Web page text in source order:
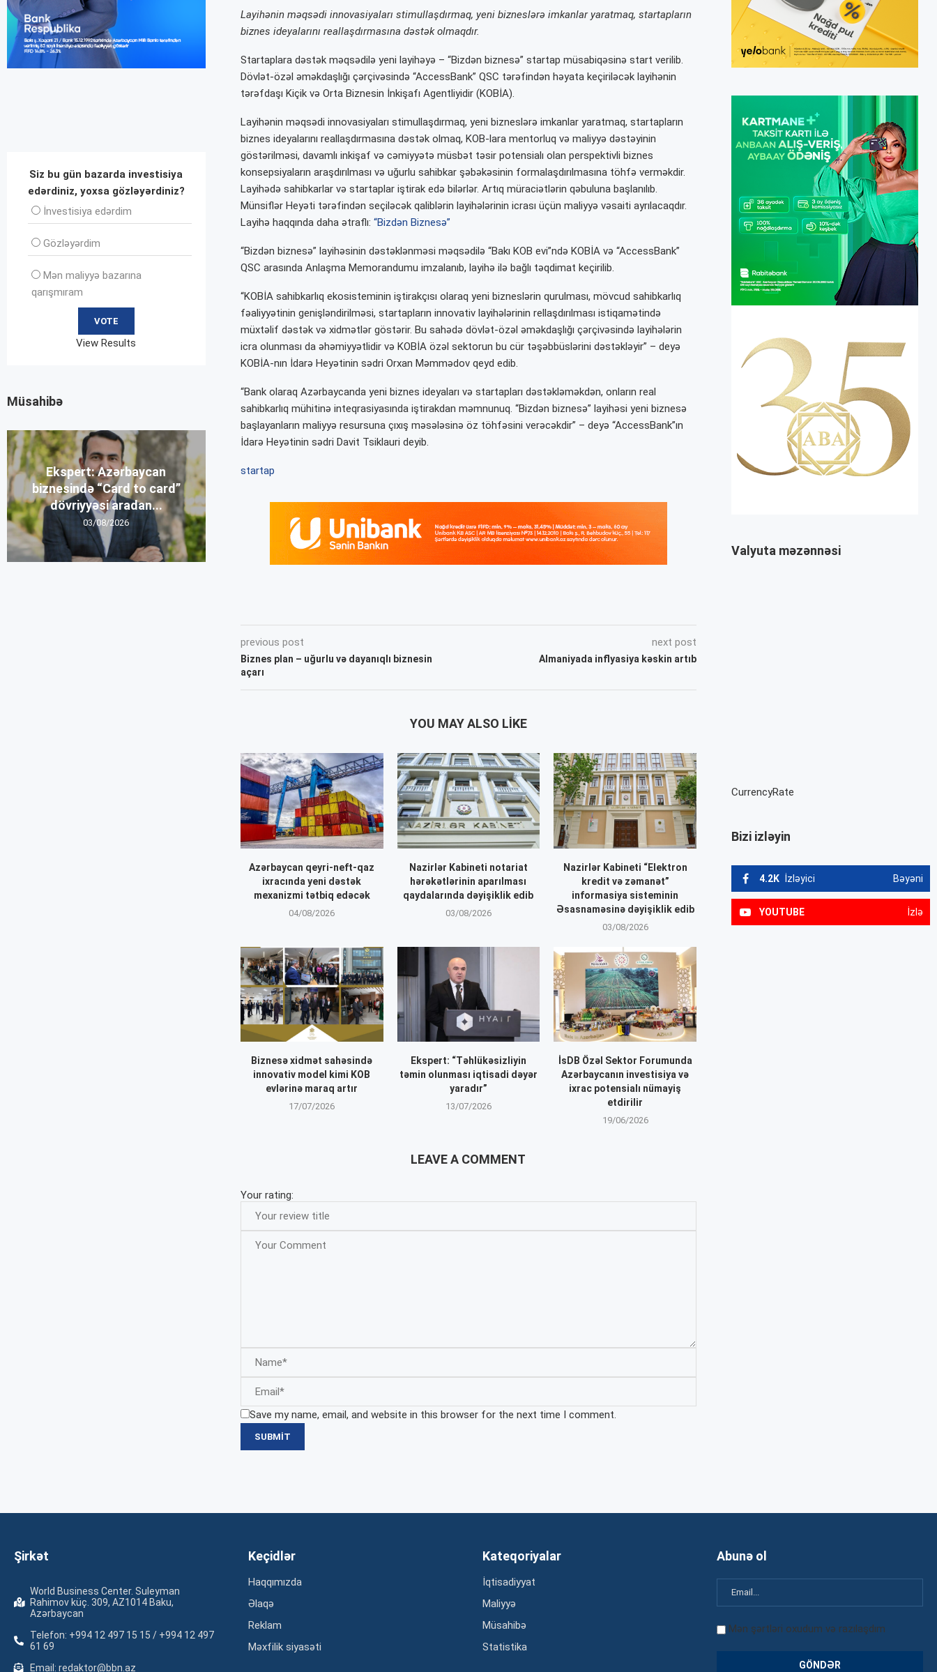
Layihənin məqsədi innovasiyaları stimullaşdırmaq, yeni bizneslərə imkanlar yaratmaq, startapların
biznes ideyalarını reallaşdırmasına dəstək olmaqdır.
Startaplara dəstək məqsədilə yeni layihəyə – “Bizdən biznesə” startap müsabiqəsinə start verilib.
Dövlət-özəl əməkdaşlığı çərçivəsində “AccessBank” QSC tərəfindən həyata keçiriləcək layihənin
tərəfdaşı Kiçik və Orta Biznesin İnkişafı Agentliyidir (KOBİA).
Layihənin məqsədi innovasiyaları stimullaşdırmaq, yeni bizneslərə imkanlar yaratmaq, startapların
biznes ideyalarını reallaşdırmasına dəstək olmaq, KOB-lara mentorluq və maliyyə dəstəyinin
göstərilməsi, davamlı inkişaf və cəmiyyətə müsbət təsir potensialı olan perspektivli biznes
konsepsiyaların araşdırılması və uğurlu sahibkar şəbəkəsinin formalaşdırılmasına töhfə verməkdir.
Layihədə sahibkarlar və startaplar iştirak edə bilərlər. Artıq müraciətlərin qəbuluna başlanılıb.
Münsiflər Heyəti tərəfindən seçiləcək qaliblərin layihələrinin icrası üçün maliyyə vəsaiti ayrılacaqdır.
Layihə haqqında daha ətraflı: “Bizdən Biznesə”
“Bizdən biznesə” layihəsinin dəstəklənməsi məqsədilə “Bakı KOB evi”ndə KOBİA və “AccessBank”
QSC arasında Anlaşma Memorandumu imzalanıb, layihə ilə bağlı təqdimat keçirilib.
“KOBİA sahibkarlıq ekosisteminin iştirakçısı olaraq yeni bizneslərin qurulması, mövcud sahibkarlıq
fəaliyyətinin genişləndirilməsi, startapların innovativ layihələrinin rellaşdırılması istiqamətində
müxtəlif dəstək və xidmətlər göstərir. Bu sahədə dövlət-özəl əməkdaşlığı çərçivəsində layihələrin
icra olunması da əhəmiyyətlidir və KOBİA özəl sektorun bu cür təşəbbüslərini dəstəkləyir” – deyə
KOBİA-nın İdarə Heyətinin sədri Orxan Məmmədov qeyd edib.
“Bank olaraq Azərbaycanda yeni biznes ideyaları və startapları dəstəkləməkdən, onların real
sahibkarlıq mühitinə inteqrasiyasında iştirakdan məmnunuq. “Bizdən biznesə” layihəsi yeni biznesə
başlayanların maliyyə resursuna çıxış məsələsinə öz töhfəsini verəcəkdir” – deyə “AccessBank”ın
İdarə Heyətinin sədri Davit Tsiklauri deyib.
startap
previous post
Biznes plan – uğurlu və dayanıqlı biznesin
açarı
next post
Almaniyada inflyasiya kəskin artıb
YOU MAY ALSO LIKE
Azərbaycan qeyri-neft-qaz
ixracında yeni dəstək
mexanizmi tətbiq edəcək
04/08/2026
Nazirlər Kabineti notariat
hərəkətlərinin aparılması
qaydalarında dəyişiklik edib
03/08/2026
Nazirlər Kabineti “Elektron
kredit və zəmanət”
informasiya sisteminin
Əsasnaməsinə dəyişiklik edib
03/08/2026
Biznesə xidmət sahəsində
innovativ model kimi KOB
evlərinə maraq artır
17/07/2026
Ekspert: “Təhlükəsizliyin
təmin olunması iqtisadi dəyər
yaradır”
13/07/2026
İsDB Özəl Sektor Forumunda
Azərbaycanın investisiya və
ixrac potensialı nümayiş
etdirilir
19/06/2026
LEAVE A COMMENT
Your rating:
Save my name, email, and website in this browser for the next time I comment.
Valyuta məzənnəsi
CurrencyRate
Bizi izləyin
4.2K İzləyici Bəyəni
YOUTUBE İzlə
Siz bu gün bazarda investisiya
edərdiniz, yoxsa gözləyərdiniz?
İnvеstisiya edərdim
Gözləyərdim
Mən maliyyə bazarına
qarışmıram
View Results
Müsahibə
Ekspert: Azərbaycan
biznesində “Card to card”
dövriyyəsi aradan...
03/08/2026
Şirkət
World Business Center. Suleyman
Rahimov küç. 309, AZ1014 Baku,
Azərbaycan
Telefon: +994 12 497 15 15 / +994 12 497
61 69
Email: redaktor@bbn.az
Keçidlər
Haqqımızda
Əlaqə
Reklam
Məxfilik siyasəti
Kateqoriyalar
İqtisadiyyat
Maliyyə
Müsahibə
Statistika
Abunə ol
Mən şərtləri oxudum və razılaşdım